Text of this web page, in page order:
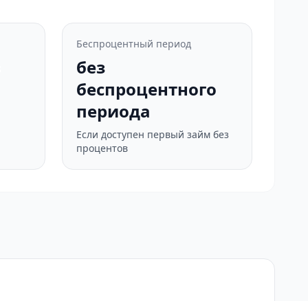
Беспроцентный период
без
беспроцентного
периода
Если доступен первый займ без
процентов